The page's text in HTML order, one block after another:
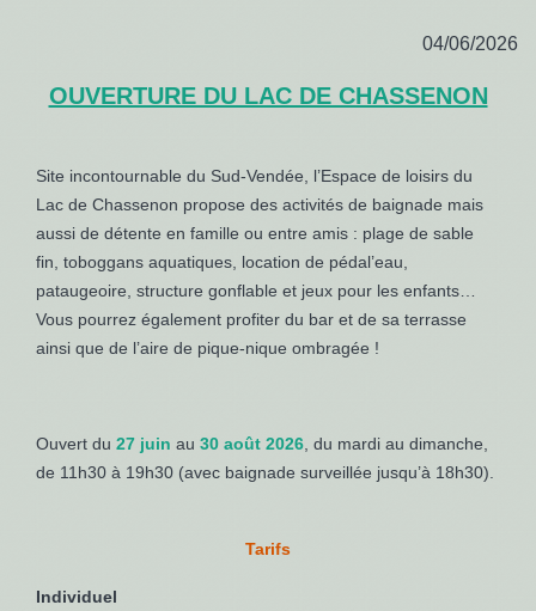
04/06/2026
OUVERTURE DU LAC DE CHASSENON
Site incontournable du Sud-Vendée, l’Espace de loisirs du
Lac de Chassenon propose des activités de baignade mais
aussi de détente en famille ou entre amis : plage de sable
fin, toboggans aquatiques, location de pédal’eau,
pataugeoire, structure gonflable et jeux pour les enfants…
Vous pourrez également profiter du bar et de sa terrasse
ainsi que de l’aire de pique-nique ombragée !
Ouvert du 27 juin au 30 août 2026 , du mardi au dimanche,
de 11h30 à 19h30 (avec baignade surveillée jusqu’à 18h30).
Tarifs
Individuel